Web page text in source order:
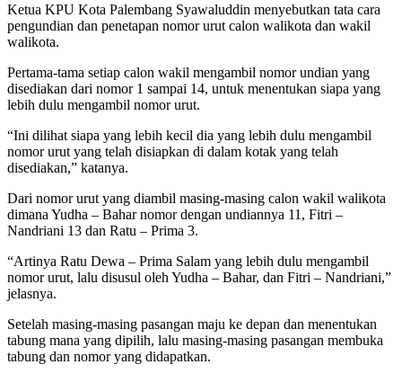
Ketua KPU Kota Palembang Syawaluddin menyebutkan tata cara
pengundian dan penetapan nomor urut calon walikota dan wakil
walikota.
Pertama-tama setiap calon wakil mengambil nomor undian yang
disediakan dari nomor 1 sampai 14, untuk menentukan siapa yang
lebih dulu mengambil nomor urut.
“Ini dilihat siapa yang lebih kecil dia yang lebih dulu mengambil
nomor urut yang telah disiapkan di dalam kotak yang telah
disediakan,” katanya.
Dari nomor urut yang diambil masing-masing calon wakil walikota
dimana Yudha – Bahar nomor dengan undiannya 11, Fitri –
Nandriani 13 dan Ratu – Prima 3.
“Artinya Ratu Dewa – Prima Salam yang lebih dulu mengambil
nomor urut, lalu disusul oleh Yudha – Bahar, dan Fitri – Nandriani,”
jelasnya.
Setelah masing-masing pasangan maju ke depan dan menentukan
tabung mana yang dipilih, lalu masing-masing pasangan membuka
tabung dan nomor yang didapatkan.